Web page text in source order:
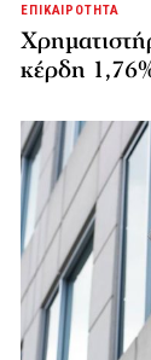
ΕΠΙΚΑΙΡΟΤΗΤΑ
κέρδη